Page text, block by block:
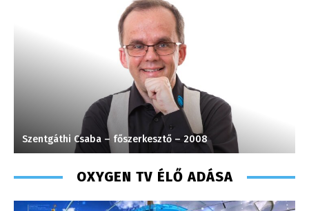
Szentgáthi Csaba – főszerkesztő – 2008
OXYGEN TV ÉLŐ ADÁSA